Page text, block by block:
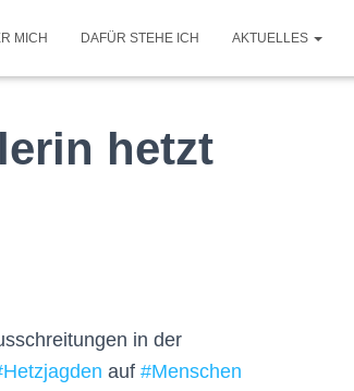
MICH DAFÜR STEHE ICH AKTUELLES
hetzt
in der
Hetzjagden auf #Menschen